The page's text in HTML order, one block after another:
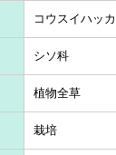
コウスイハッカ
シソ科
植物全草
栽培